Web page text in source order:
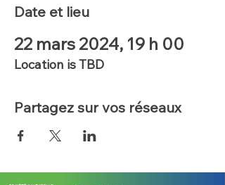
Date et lieu
22 mars 2024, 19 h 00
Location is TBD
Partagez sur vos réseaux